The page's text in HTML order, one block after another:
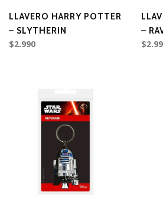
LLAVERO HARRY POTTER
– SLYTHERIN
$2.990
–